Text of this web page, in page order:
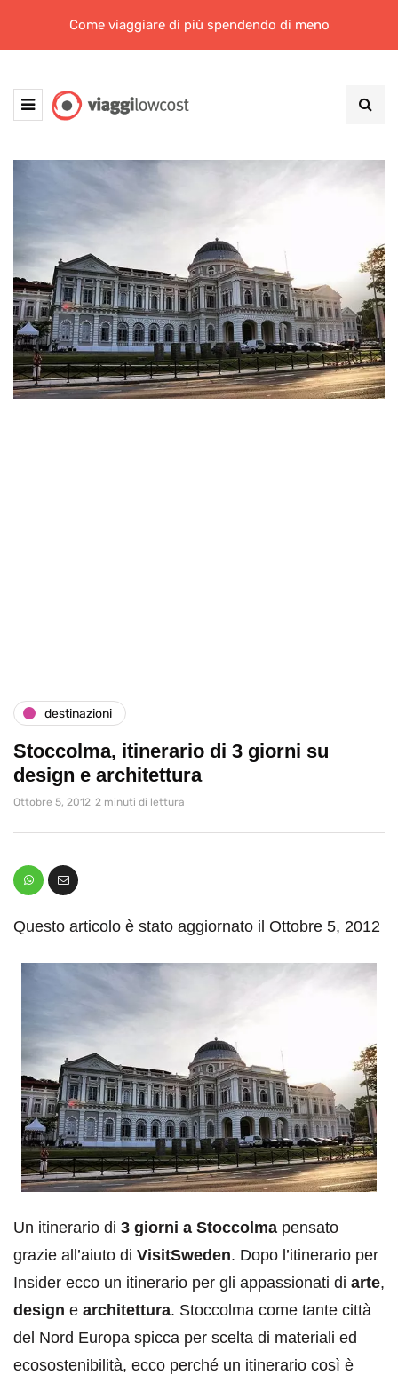
Come viaggiare di più spendendo di meno
destinazioni
Stoccolma, itinerario di 3 giorni su
design e architettura
Ottobre 5, 2012 2 minuti di lettura
Questo articolo è stato aggiornato il Ottobre 5, 2012
Un itinerario di 3 giorni a Stoccolma pensato
grazie all’aiuto di VisitSweden. Dopo l’itinerario per
Insider ecco un itinerario per gli appassionati di arte,
design e architettura. Stoccolma come tante città
del Nord Europa spicca per scelta di materiali ed
ecosostenibilità, ecco perché un itinerario così è